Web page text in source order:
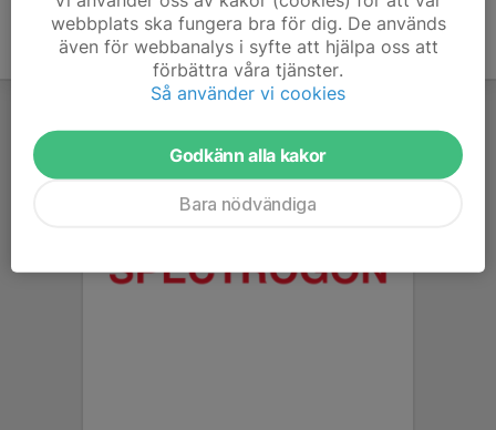
webbplats ska fungera bra för dig. De används
även för webbanalys i syfte att hjälpa oss att
förbättra våra tjänster.
Så använder vi cookies
Godkänn alla kakor
Bara nödvändiga